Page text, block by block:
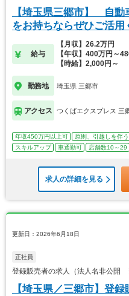
【埼玉県三郷市】 自動
をお持ちならぜひご活用
給与
【月収】26.2万円
【年収】400万円～
【時給】2,000円～
勤務地 埼玉県 三郷市
アクセス つくばエクスプレス 三
年収450万円以上可 原則、引越しを伴
スキルアップ
車通勤可 店舗数10～29
求人の詳細を見る
更新日：2026年6月18日
正社員
登録販売者の求人（法人名非公開
【埼玉県／三郷市】登